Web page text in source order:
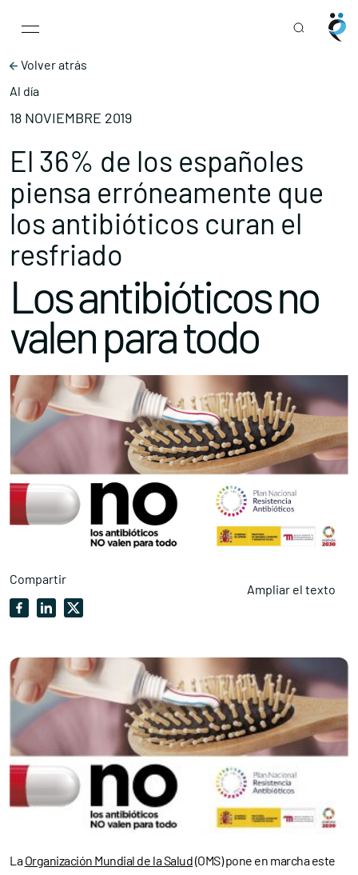
Main Navigation
Volver atrás
Al día
18 NOVIEMBRE 2019
El 36% de los españoles
piensa erróneamente que
los antibióticos curan el
resfriado
Los antibióticos no
valen para todo
Compartir
Ampliar el texto
LaOrganización Mundial de la Salud(OMS) pone en marcha este